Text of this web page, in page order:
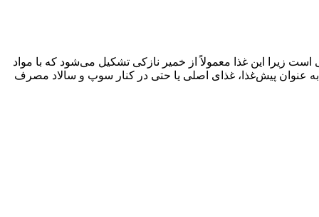
زیرا این غذا معمولاً از خمیر نازکی تشکیل می‌شود که با مواد
عنوان پیش‌غذا، غذای اصلی یا حتی در کنار سوپ و سالاد مصرف